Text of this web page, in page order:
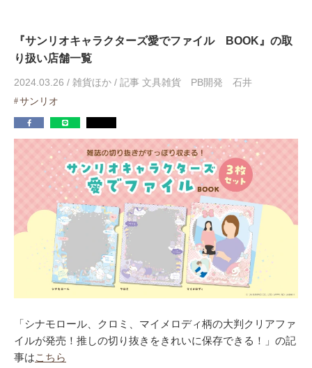
『サンリオキャラクターズ愛でファイル BOOK』の取
り扱い店舗一覧
2024.03.26 / 雑貨ほか / 記事 文具雑貨 PB開発 石井
サンリオ
「シナモロール、クロミ、マイメロディ柄の大判クリアファ
イルが発売！推しの切り抜きをきれいに保存できる！」の記
事はこちら